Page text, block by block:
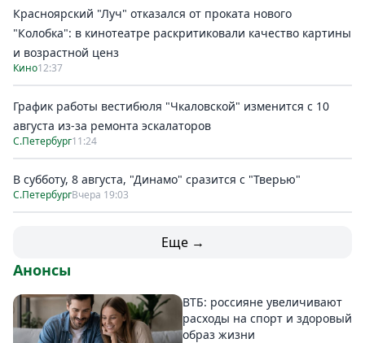
Красноярский "Луч" отказался от проката нового
"Колобка": в кинотеатре раскритиковали качество картины
и возрастной ценз
Кино12:37
График работы вестибюля "Чкаловской" изменится с 10
августа из-за ремонта эскалаторов
С.Петербург11:24
В субботу, 8 августа, "Динамо" сразится с "Тверью"
С.ПетербургВчера 19:03
Еще →
Анонсы
ВТБ: россияне увеличивают
расходы на спорт и здоровый
образ жизни